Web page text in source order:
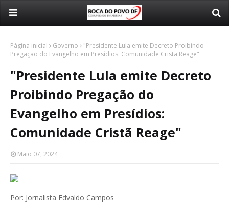
Página inicial Governo
"Presidente Lula emite Decreto Proibindo
Pregação do Evangelho em Presídios: Comunidade Cristã Reage"
"Presidente Lula emite Decreto
Proibindo Pregação do
Evangelho em Presídios:
Comunidade Cristã Reage"
Maio 07, 2024
Por: Jornalista Edvaldo Campos